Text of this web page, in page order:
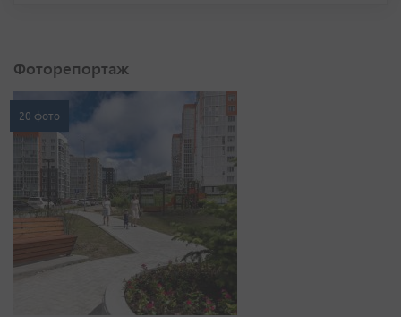
Фоторепортаж
20 фото